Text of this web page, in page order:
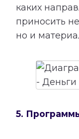
каких
приносить
но и
5.